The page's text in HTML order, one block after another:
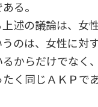
る。
述の議論は、女
のは、女性に対
からだけでなく
く同じＡＫＰで